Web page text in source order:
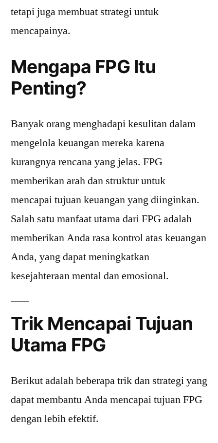
tetapi juga membuat strategi untuk
mencapainya.
Mengapa FPG Itu
Penting?
Banyak orang menghadapi kesulitan dalam
mengelola keuangan mereka karena
kurangnya rencana yang jelas. FPG
memberikan arah dan struktur untuk
mencapai tujuan keuangan yang diinginkan.
Salah satu manfaat utama dari FPG adalah
memberikan Anda rasa kontrol atas keuangan
Anda, yang dapat meningkatkan
kesejahteraan mental dan emosional.
Trik Mencapai Tujuan
Utama FPG
Berikut adalah beberapa trik dan strategi yang
dapat membantu Anda mencapai tujuan FPG
dengan lebih efektif.